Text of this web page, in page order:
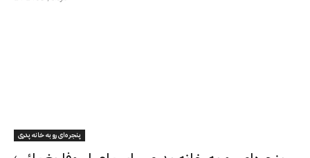
پنجره‌ای رو به خانه پدری